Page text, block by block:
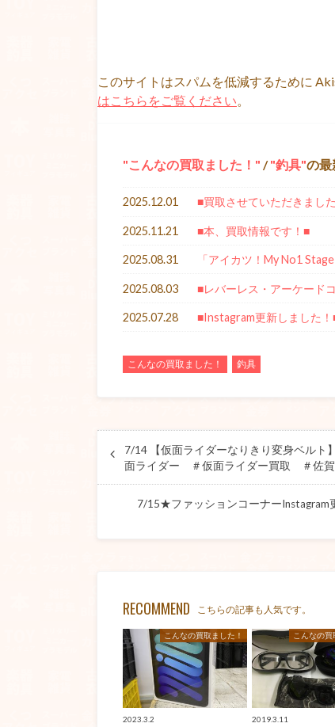
このサイトはスパムを低減するために
はこちらをご覧ください。
こんなの買取ました！ / 釣具 の最
2025.12.01 ■買取させていただきまし
2025.11.21 ■本、買取情報です！■
2025.08.31 「アイカツ！My No1
2025.08.03 ■レバーレス・アーケード
2025.07.28 ■Instagram更新しました
こんなの買取ました！ 釣具
7/14 【仮面ライダーなりきり変身ベル
面ライダー ＃仮面ライダー買取 ＃佐
7/15★ファッションコーナーInstagram
RECOMMEND こちらの記事も人気です。
こんなの買取ました！
2023.3.2
こんなの買
2019.3.11